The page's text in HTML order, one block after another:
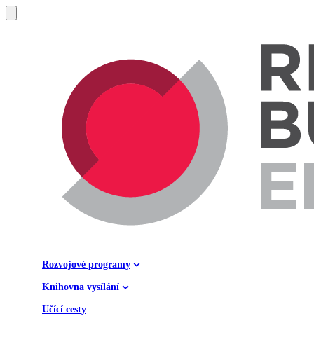
Rozvojové programy
Knihovna vysílání
Učící cesty